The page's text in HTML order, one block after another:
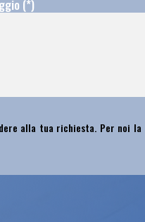
(*)
alla tua richiesta. Per noi la